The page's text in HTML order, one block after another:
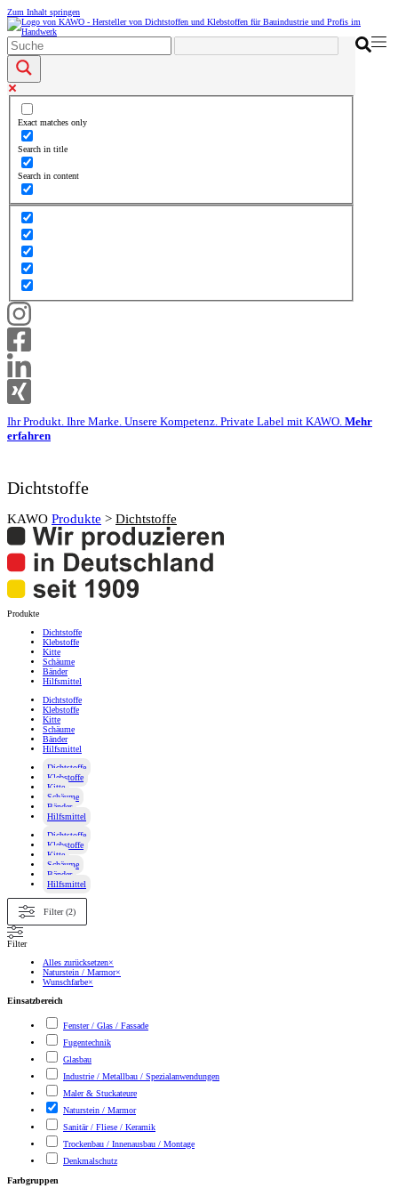
Zum Inhalt springen
Exact matches only
Search in title
Search in content
Ihr Produkt. Ihre Marke. Unsere Kompetenz. Private Label mit KAWO. Mehr
erfahren
Dichtstoffe
KAWO Produkte > Dichtstoffe
Produkte
Dichtstoffe
Klebstoffe
Kitte
Schäume
Bänder
Hilfsmittel
Dichtstoffe
Klebstoffe
Kitte
Schäume
Bänder
Hilfsmittel
Dichtstoffe
Klebstoffe
Kitte
Schäume
Bänder
Hilfsmittel
Dichtstoffe
Klebstoffe
Kitte
Schäume
Bänder
Hilfsmittel
Filter (2)
Filter
Alles zurücksetzen×
Naturstein / Marmor×
Wunschfarbe×
Einsatzbereich
Fenster / Glas / Fassade
Fugentechnik
Glasbau
Industrie / Metallbau / Spezialanwendungen
Maler & Stuckateure
Naturstein / Marmor
Sanitär / Fliese / Keramik
Trockenbau / Innenausbau / Montage
Denkmalschutz
Farbgruppen